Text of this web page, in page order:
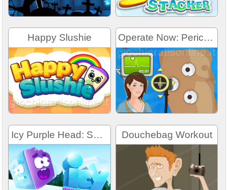
Happy Slushie Operate Now: Pericardium Surgery
Icy Purple Head: Super Slide Douchebag Workout